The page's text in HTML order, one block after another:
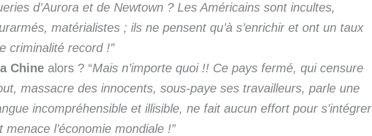
d’Aurora et de Newtown ? Les Américains sont incultes,
matérialistes ; ils ne pensent qu’à s’enrichir et ont un taux
criminalité record !”
Chine alors ? “Mais n’importe quoi !! Ce pays fermé, qui censure
massacre des innocents, sous-paye ses travailleurs, parle une
incompréhensible et illisible, ne fait aucun effort pour s’intégrer
menace l’économie mondiale !”